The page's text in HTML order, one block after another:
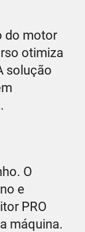
do motor
otimiza
solução
O
e
PRO
máquina.